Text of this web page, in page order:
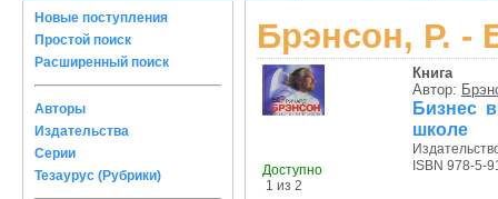
Новые поступления
Простой поиск
Расширенный поиск
Авторы
Издательства
Серии
Тезаурус (Рубрики)
Брэнсон, Р. -
Доступно
1 из 2
Книга
Автор:
Бизнес
школе
ISBN 978-5-